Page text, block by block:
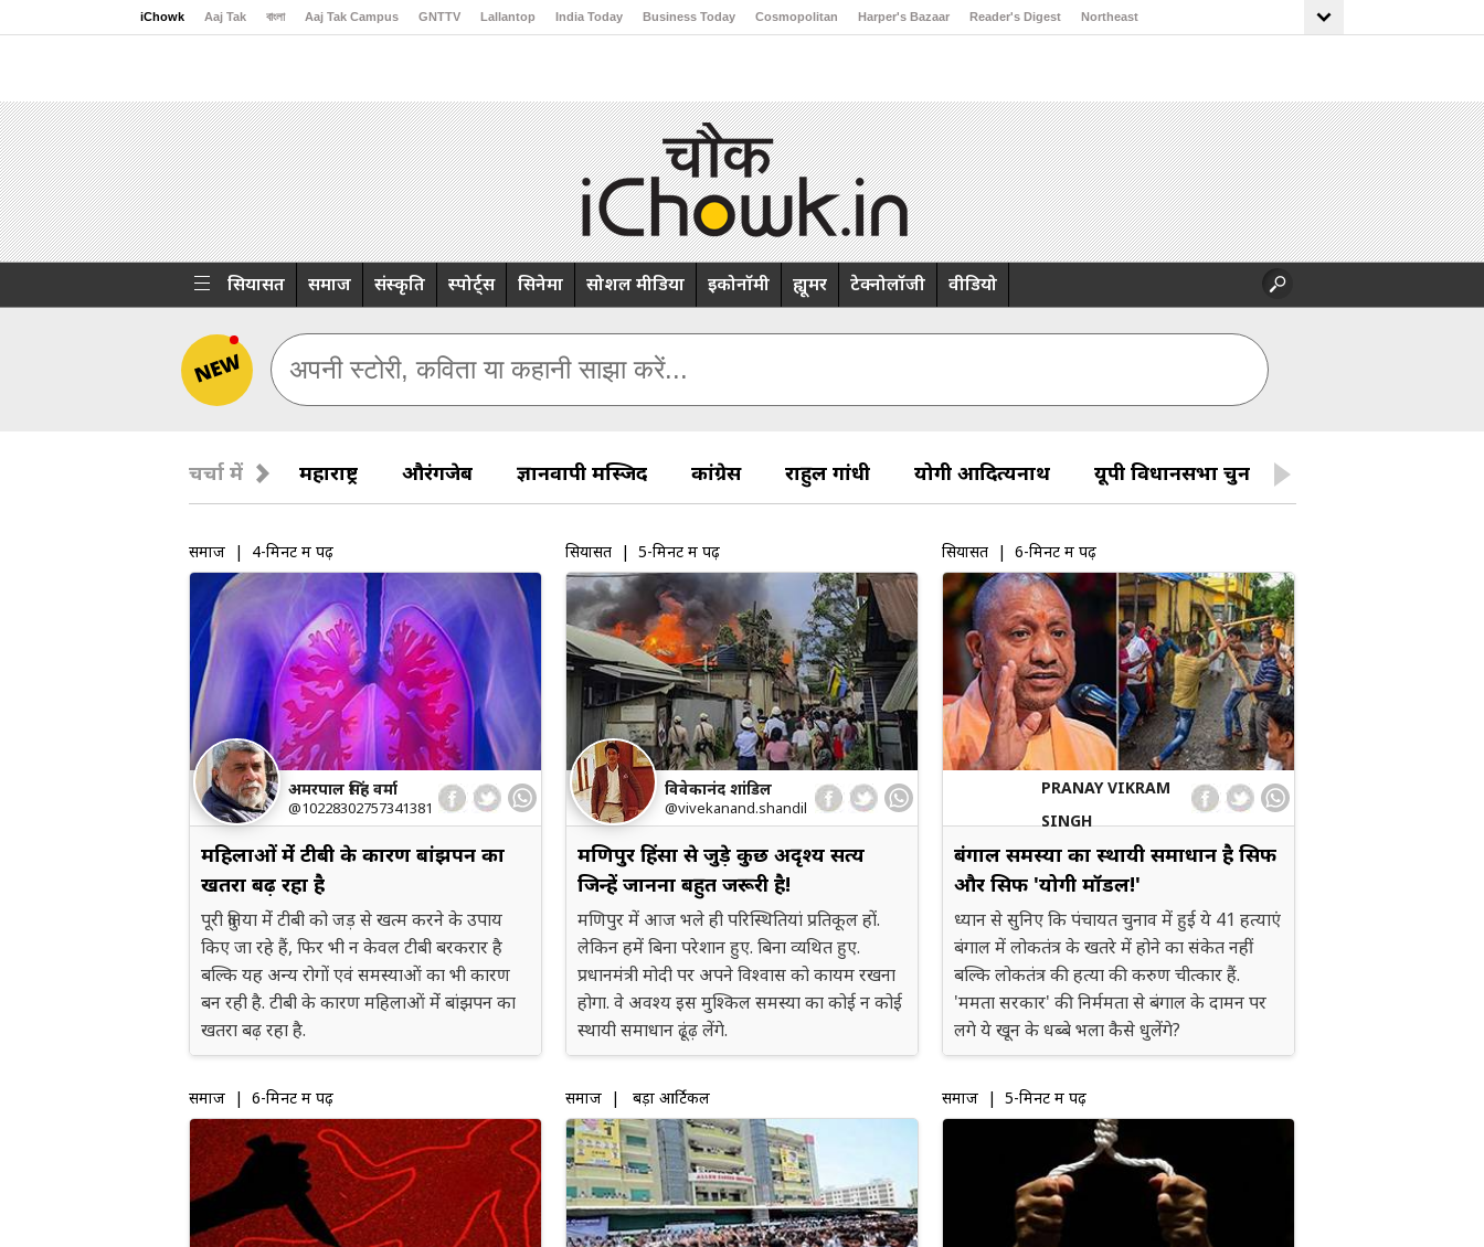
iChowk Aaj Tak বাংলা Aaj Tak Campus GNTTV Lallantop India Today Business Today Cosmopolitan Harper's Bazaar Reader's Digest Northeast
सियासत समाज संस्कृति स्पोर्ट्स सिनेमा सोशल मीडिया इकोनॉमी ह्यूमर टेक्नोलॉजी वीडियो
NEW अपनी स्टोरी, कविता या कहानी साझा करें...
चर्चा में महाराष्ट्र औरंगजेब ज्ञानवापी मस्जिद कांग्रेस राहुल गांधी योगी आदित्यनाथ यूपी विधानसभा चुनाव 2022
समाज| 4-मिनट में पढ़ें
अमरपाल सिंह वर्मा
@10228302757341381
महिलाओं मेंं टीबी के कारण बांझपन का
खतरा बढ़ रहा है
पूरी दुनिया मेंं टीबी को जड़ से खत्म करने के उपाय
किए जा रहे हैं, फिर भी न केवल टीबी बरकरार है
बल्कि यह अन्य रोगों एवं समस्याओं का भी कारण
बन रही है. टीबी के कारण महिलाओं मेंं बांझपन का
खतरा बढ़ रहा है.
सियासत| 5-मिनट में पढ़ें
विवेकानंद शांडिल
@vivekanand.shandil
मणिपुर हिंसा से जुड़े कुछ अदृश्य सत्य
जिन्हें जानना बहुत जरूरी है!
मणिपुर में आज भले ही परिस्थितियां प्रतिकूल हों.
लेकिन हमें बिना परेशान हुए. बिना व्यथित हुए.
प्रधानमंत्री मोदी पर अपने विश्वास को कायम रखना
होगा. वे अवश्य इस मुश्किल समस्या का कोई न कोई
स्थायी समाधान ढूंढ़ लेंगे.
सियासत| 6-मिनट में पढ़ें
PRANAY VIKRAM
SINGH
बंगाल समस्या का स्थायी समाधान है सिर्फ
और सिर्फ 'योगी मॉडल!'
ध्यान से सुनिए कि पंचायत चुनाव में हुई ये 41 हत्याएं
बंगाल में लोकतंत्र के खतरे में होने का संकेत नहीं
बल्कि लोकतंत्र की हत्या की करुण चीत्कार हैं.
'ममता सरकार' की निर्ममता से बंगाल के दामन पर
लगे ये खून के धब्बे भला कैसे धुलेंगे?
समाज| 6-मिनट में पढ़ें समाज| बड़ा आर्टिकल समाज| 5-मिनट में पढ़ें